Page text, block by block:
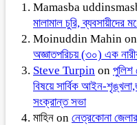
Mamasba
মালামাল চুরি,
Moinuddin Mahin on
অজ্ঞাতপরিচয় (৩০) এক
Steve Turpin on পুলিশ
বিষয়ে সার্বিক আইন-
সংক্রান্ত সভা
মাহিন on নেত্রকোনা